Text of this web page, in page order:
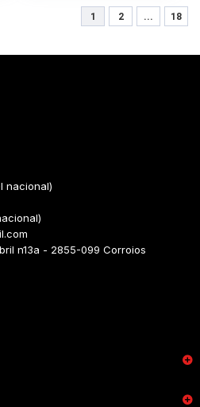
1 2 ... 18
nacional)
n13a - 2855-099 Corroios